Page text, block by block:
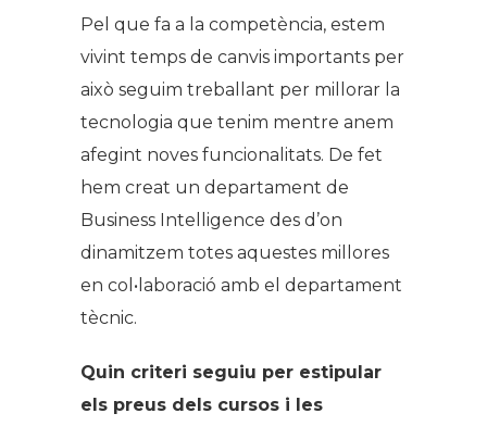
Pel que fa a la competència, estem
vivint temps de canvis importants per
això seguim treballant per millorar la
tecnologia que tenim mentre anem
afegint noves funcionalitats. De fet
hem creat un departament de
Business Intelligence des d’on
dinamitzem totes aquestes millores
en col•laboració amb el departament
tècnic.
Quin criteri seguiu per estipular
els preus dels cursos i les